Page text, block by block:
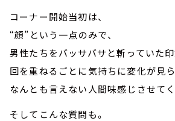
コーナー開始当初は、
“顔”という一点のみで、
男性たちをバッサバサと斬っていた印
回を重ねるごとに気持ちに変化が見ら
なんとも言えない人間味感じさせてく
そしてこんな質問も。